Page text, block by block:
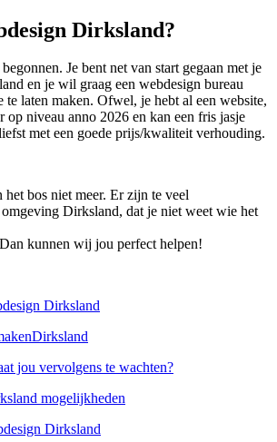
Dirksland?
Je bent net van start gegaan met je
en je wil graag een webdesign bureau
te laten maken. Ofwel, je hebt al een website,
op niveau anno 2026 en kan een fris jasje
met een goede prijs/kwaliteit verhouding.
het bos niet meer. Er zijn te veel
Dirksland, dat je niet weet wie het
kunnen wij jou perfect helpen!
Dirksland
jou vervolgens te wachten?
mogelijkheden
Dirksland